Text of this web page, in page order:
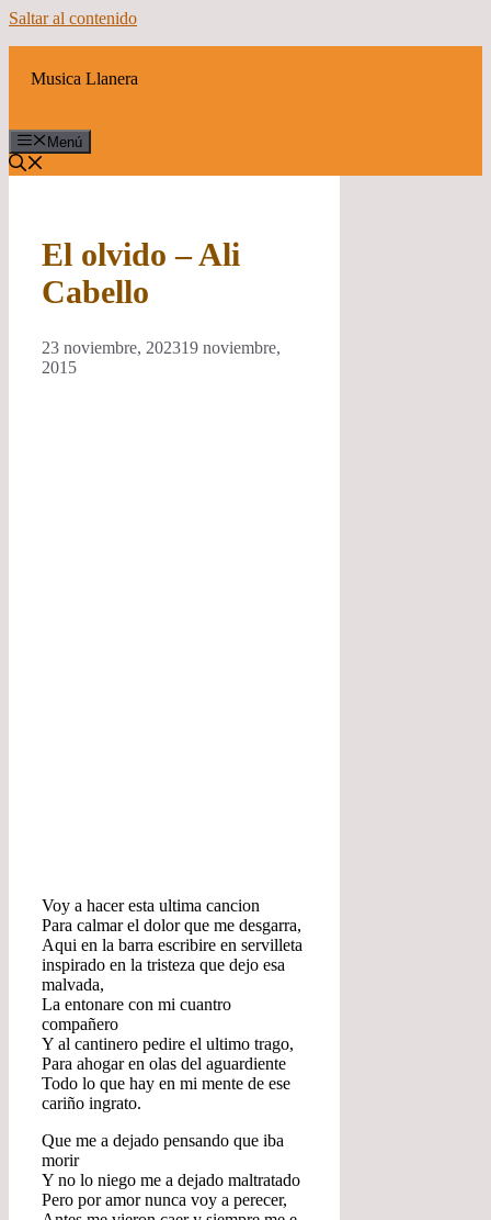
Saltar al contenido
Musica Llanera
Menú
El olvido – Ali
Cabello
23 noviembre, 202319 noviembre,
2015
Voy a hacer esta ultima cancion
Para calmar el dolor que me desgarra,
Aqui en la barra escribire en servilleta
inspirado en la tristeza que dejo esa
malvada,
La entonare con mi cuantro
compañero
Y al cantinero pedire el ultimo trago,
Para ahogar en olas del aguardiente
Todo lo que hay en mi mente de ese
cariño ingrato.
Que me a dejado pensando que iba
morir
Y no lo niego me a dejado maltratado
Pero por amor nunca voy a perecer,